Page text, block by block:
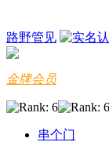
路野管见
金牌会员
串个门